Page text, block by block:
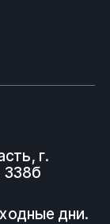
г.
338б
дни.